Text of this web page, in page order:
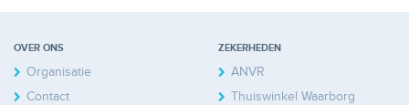
OVER ONS
Organisatie
Contact
ZEKERHEDEN
ANVR
Thuiswinkel Waarborg